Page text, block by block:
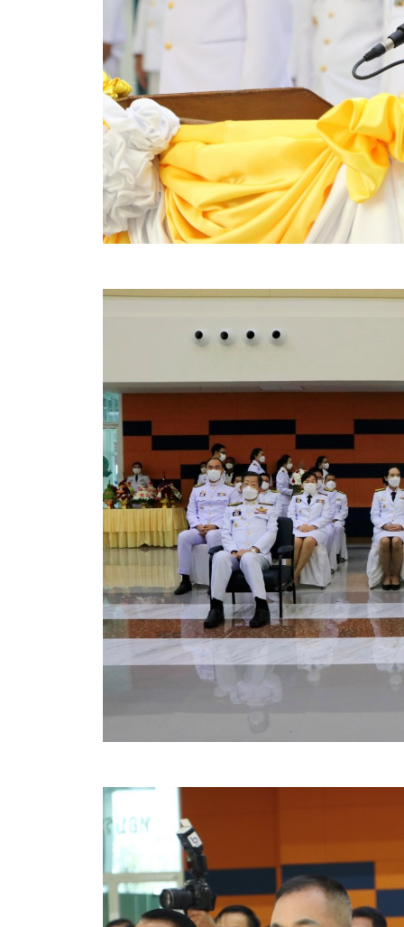
มาตรฐานการปฏิบัติงาน
แผนพัฒนาท้องถิ่น ของอบจ.สุพรรณบุรี
ข้อบัญญัติงบประมาณรายจ่ายประจำปี ของ อบจ.สุ
ข้อบัญญัติอื่นๆ ของ อบจ.สุพรรณบุรี
รายงานการประชุมสภา อบจ.สุพรรณบุรี
รายงานการติดตามและประเมินผลแผนพัฒนาท้อง
สรุปผลการประเมินความพึงพอใจ
ระบบสืบค้นข้อมูล ประกาศ ก.จ.จ. สุพรรณบุรี (พ.ศ
Document
คลินิกเซ็นเตอร์
แบบฟอร์มบริหารงานบุคคล
รายงานตรวจสอบภายใน
รายงานเครื่องจักรกล อบจ.
ศูนย์อำนวยการการเลือกตั้ง สมาชิกสภาและนายก